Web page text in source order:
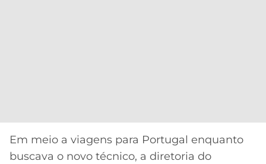
CASSINOS
ONLINE
GRÊMIO
LALIGA
Em meio a viagens para Portugal enquanto
buscava o novo técnico, a diretoria do